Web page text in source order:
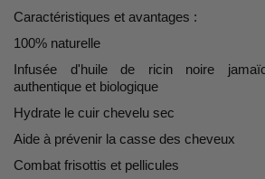
Caractéristiques et avantages :
100% naturelle
Infusée d'huile de ricin noire
authentique et biologique
Hydrate le cuir chevelu sec
Aide à prévenir la casse des cheveux
Combat frisottis et pellicules